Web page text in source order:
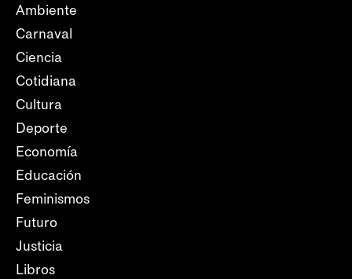
Ambiente
Carnaval
Ciencia
Cotidiana
Cultura
Deporte
Economía
Educación
Feminismos
Futuro
Justicia
Libros